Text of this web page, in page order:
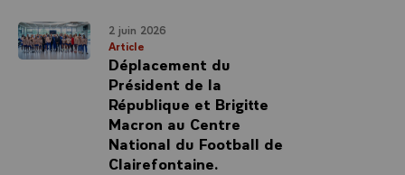
2 juin 2026
Article
Déplacement du
Président de la
République et Brigitte
Macron au Centre
National du Football de
Clairefontaine.